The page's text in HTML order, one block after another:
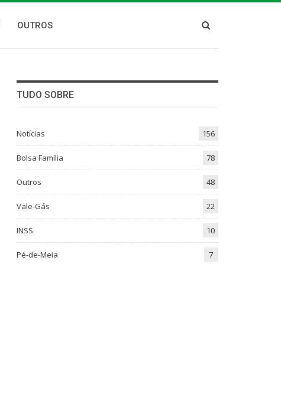
OUTROS
TUDO SOBRE
Notícias 156
Bolsa Família 78
Outros 48
Vale-Gás 22
INSS 10
Pé-de-Meia 7